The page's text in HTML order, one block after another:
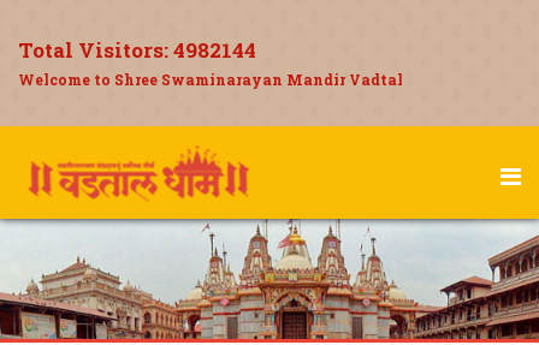
Total Visitors:4982144
Welcome to Shree Swaminarayan Mandir Vadtal